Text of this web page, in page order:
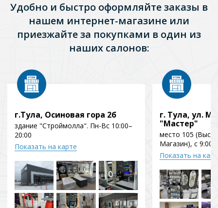
Удобно и быстро оформляйте заказы в
нашем интернет-магазине или
приезжайте за покупками в один из
наших салонов:
г.Тула, Осиновая гора 2б
здание "Строймолла". Пн-Вс 10:00–
20:00
Показать на карте
г. Тула, ул.
"Мастер"
место 105
Магазин), с 9:00
Показать на